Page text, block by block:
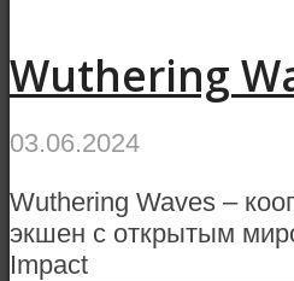
Wuthering
03.06.2024
Wuthering Waves –
экшен с открытым
Impact